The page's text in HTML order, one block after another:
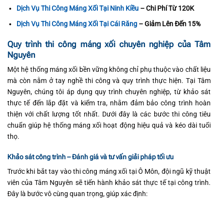
Dịch Vụ Thi Công Máng Xối Tại Ninh Kiều– Chi Phí Từ 120K
Dịch Vụ Thi Công Máng Xối Tại Cái Răng– Giảm Lên Đến 15%
Quy trình thi công máng xối chuyên nghiệp của Tâm
Nguyên
Một hệ thống máng xối bền vững không chỉ phụ thuộc vào chất liệu
mà còn nằm ở tay nghề thi công và quy trình thực hiện. Tại Tâm
Nguyên, chúng tôi áp dụng quy trình chuyên nghiệp, từ khảo sát
thực tế đến lắp đặt và kiểm tra, nhằm đảm bảo công trình hoàn
thiện với chất lượng tốt nhất. Dưới đây là các bước thi công tiêu
chuẩn giúp hệ thống máng xối hoạt động hiệu quả và kéo dài tuổi
thọ.
Khảo sát công trình – Đánh giá và tư vấn giải pháp tối ưu
Trước khi bắt tay vào thi công máng xối tại Ô Môn, đội ngũ kỹ thuật
viên của Tâm Nguyên sẽ tiến hành khảo sát thực tế tại công trình.
Đây là bước vô cùng quan trọng, giúp xác định: